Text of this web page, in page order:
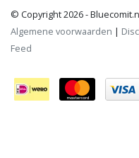
© Copyright 2026 -
Algemene voorwaarden |
Feed